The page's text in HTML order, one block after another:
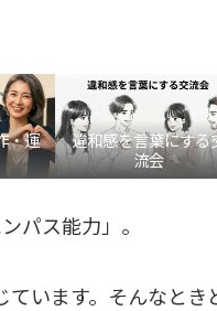
・運
違和感を言葉にする
流会
パス能力」。
います。そんなとき